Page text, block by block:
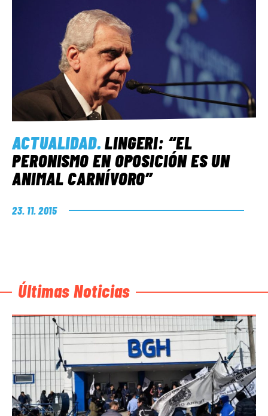
ACTUALIDAD.LINGERI: “EL
PERONISMO EN OPOSICIÓN ES UN
ANIMAL CARNÍVORO”
23. 11. 2015
Últimas Noticias